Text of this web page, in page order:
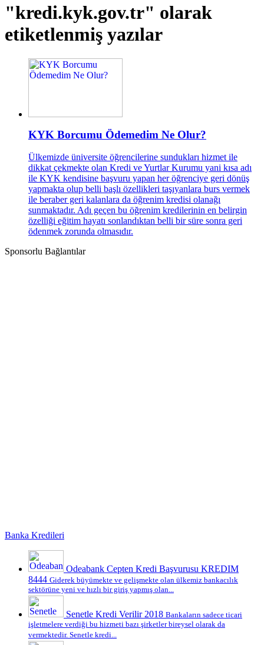
"kredi.kyk.gov.tr" olarak
etiketlenmiş yazılar
KYK Borcumu Ödemedim Ne Olur?
Ülkemizde üniversite öğrencilerine sundukları hizmet ile
dikkat çekmekte olan Kredi ve Yurtlar Kurumu yani kısa adı
ile KYK kendisine başvuru yapan her öğrenciye geri dönüş
yapmakta olup belli başlı özellikleri taşıyanlara burs vermek
ile beraber geri kalanlara da öğrenim kredisi olanağı
sunmaktadır. Adı geçen bu öğrenim kredilerinin en belirgin
özelliği eğitim hayatı sonlandıktan belli bir süre sonra geri
ödenmek zorunda olmasıdır.
Sponsorlu Bağlantılar
Banka Kredileri
Odeabank Cepten Kredi Başvurusu KREDIM
8444 Giderek büyümekte ve gelişmekte olan ülkemiz bankacılık
sektörüne yeni ve hızlı bir giriş yapmış olan...
Senetle Kredi Verilir 2018 Bankaların sadece ticari
işletmelere verdiği bu hizmeti bazı şirketler bireysel olarak da
vermektedir. Senetle kredi...